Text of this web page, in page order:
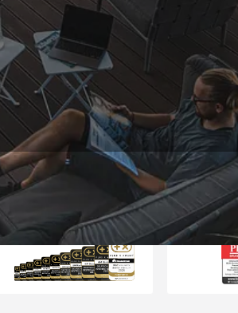
„hat alles super schnell und gut
geklappt“
12.07.2026